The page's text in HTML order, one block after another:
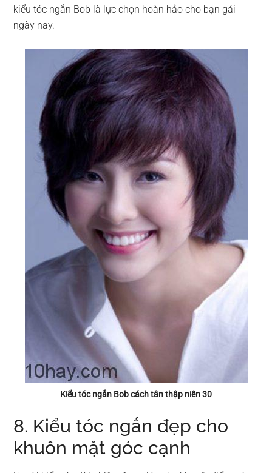
kiểu tóc ngắn Bob là lực chọn hoàn hảo cho bạn gái
ngày nay.
Kiểu tóc ngắn Bob cách tân thập niên 30
8. Kiểu tóc ngắn đẹp cho
khuôn mặt góc cạnh